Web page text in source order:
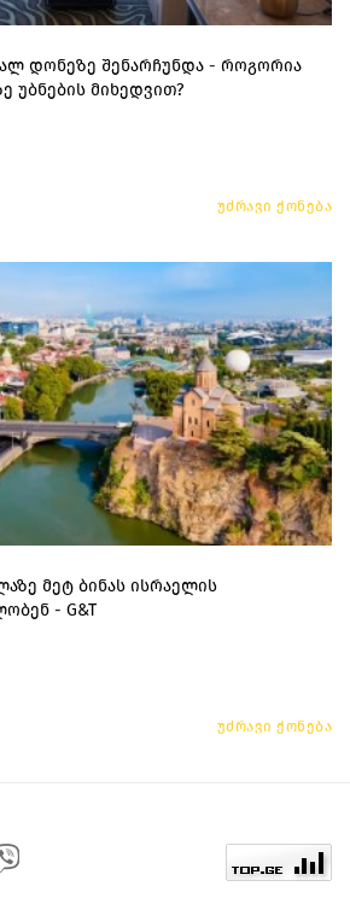
დონეზე შენარჩუნდა - როგორია
უბნების მიხედვით?
უძრავი ქონება
მეტ ბინას ისრაელის
- G&T
უძრავი ქონება